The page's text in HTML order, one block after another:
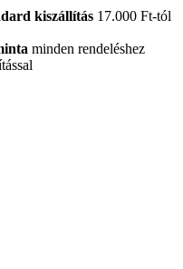
kiszállítás 17.000 Ft-tól
minden rendeléshez